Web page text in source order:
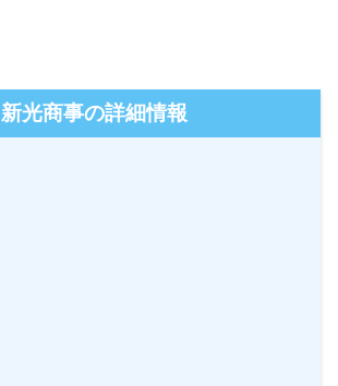
新光商事の詳細情報